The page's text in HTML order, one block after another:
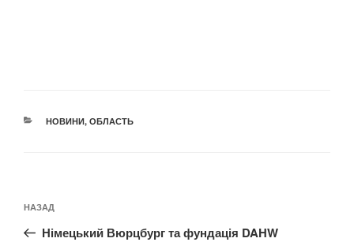
КАТЕГОРІЇ
НОВИНИ, ОБЛАСТЬ
записів
Попередній
запис:
НАЗАД
Німецький Вюрцбург та фундація DAHW